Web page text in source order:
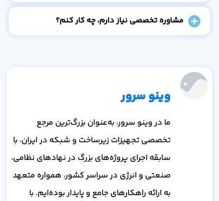
مشاوره تخصصی نیاز دارم، چه کار کنم؟
وینو سرور
ما در وینو سرور، به‌عنوان بزرگ‌ترین مرجع
تخصصی تجهیزات زیرساخت و شبکه در ایران، با
سابقه اجرای پروژه‌های بزرگ در نهادهای نظامی،
صنعتی و انرژی در سراسر کشور، همواره متعهد
به ارائه راهکارهای جامع و پایدار بوده‌ایم. با